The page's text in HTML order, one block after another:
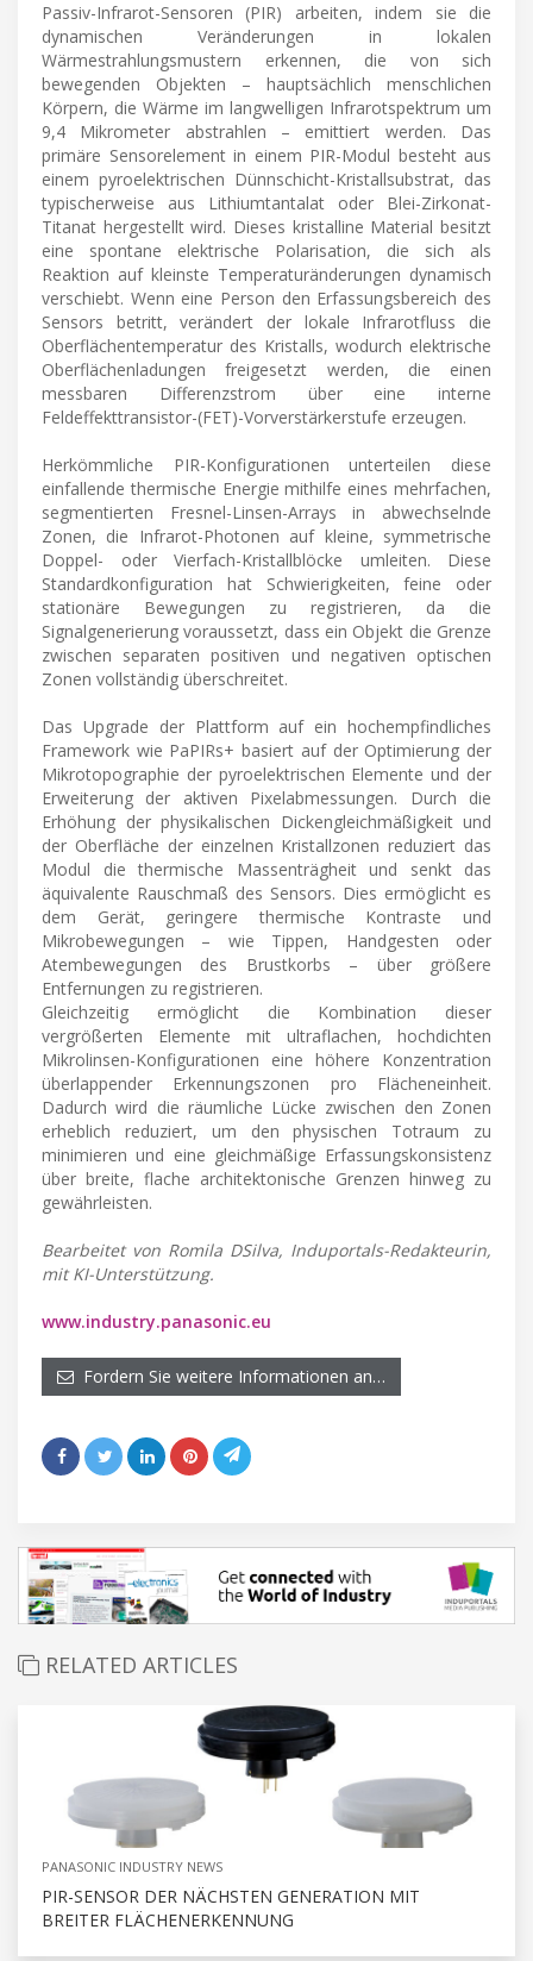
Passiv-Infrarot-Sensoren (PIR) arbeiten, indem sie die
dynamischen Veränderungen in lokalen
Wärmestrahlungsmustern erkennen, die von sich
bewegenden Objekten – hauptsächlich menschlichen
Körpern, die Wärme im langwelligen Infrarotspektrum um
9,4 Mikrometer abstrahlen – emittiert werden. Das
primäre Sensorelement in einem PIR-Modul besteht aus
einem pyroelektrischen Dünnschicht-Kristallsubstrat, das
typischerweise aus Lithiumtantalat oder Blei-Zirkonat-
Titanat hergestellt wird. Dieses kristalline Material besitzt
eine spontane elektrische Polarisation, die sich als
Reaktion auf kleinste Temperaturänderungen dynamisch
verschiebt. Wenn eine Person den Erfassungsbereich des
Sensors betritt, verändert der lokale Infrarotfluss die
Oberflächentemperatur des Kristalls, wodurch elektrische
Oberflächenladungen freigesetzt werden, die einen
messbaren Differenzstrom über eine interne
Feldeffekttransistor-(FET)-Vorverstärkerstufe erzeugen.
Herkömmliche PIR-Konfigurationen unterteilen diese
einfallende thermische Energie mithilfe eines mehrfachen,
segmentierten Fresnel-Linsen-Arrays in abwechselnde
Zonen, die Infrarot-Photonen auf kleine, symmetrische
Doppel- oder Vierfach-Kristallblöcke umleiten. Diese
Standardkonfiguration hat Schwierigkeiten, feine oder
stationäre Bewegungen zu registrieren, da die
Signalgenerierung voraussetzt, dass ein Objekt die Grenze
zwischen separaten positiven und negativen optischen
Zonen vollständig überschreitet.
Das Upgrade der Plattform auf ein hochempfindliches
Framework wie PaPIRs+ basiert auf der Optimierung der
Mikrotopographie der pyroelektrischen Elemente und der
Erweiterung der aktiven Pixelabmessungen. Durch die
Erhöhung der physikalischen Dickengleichmäßigkeit und
der Oberfläche der einzelnen Kristallzonen reduziert das
Modul die thermische Massenträgheit und senkt das
äquivalente Rauschmaß des Sensors. Dies ermöglicht es
dem Gerät, geringere thermische Kontraste und
Mikrobewegungen – wie Tippen, Handgesten oder
Atembewegungen des Brustkorbs – über größere
Entfernungen zu registrieren.
Gleichzeitig ermöglicht die Kombination dieser
vergrößerten Elemente mit ultraflachen, hochdichten
Mikrolinsen-Konfigurationen eine höhere Konzentration
überlappender Erkennungszonen pro Flächeneinheit.
Dadurch wird die räumliche Lücke zwischen den Zonen
erheblich reduziert, um den physischen Totraum zu
minimieren und eine gleichmäßige Erfassungskonsistenz
über breite, flache architektonische Grenzen hinweg zu
gewährleisten.
Bearbeitet von Romila DSilva, Induportals-Redakteurin,
mit KI-Unterstützung.
www.industry.panasonic.eu
Fordern Sie weitere Informationen an…
RELATED ARTICLES
PANASONIC INDUSTRY NEWS
PIR-SENSOR DER NÄCHSTEN GENERATION MIT
BREITER FLÄCHENERKENNUNG